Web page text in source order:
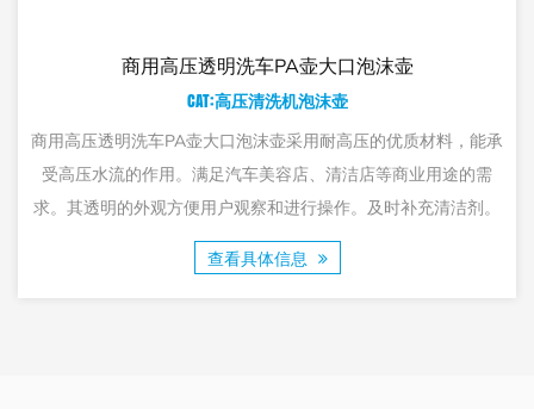
耐高压的优质材料，能承
清洁店等商业用途的需
操作。及时补充清洁剂。
花园用品塑料喷枪
无论是喷洒农药还是水，园林用品塑
细的喷雾，确保均匀覆盖该区域。该
不仅可以作为园林灌溉工具，还可以